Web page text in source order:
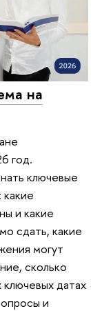
на
год.
ключевые
и какие
сдать, какие
могут
сколько
датах
и